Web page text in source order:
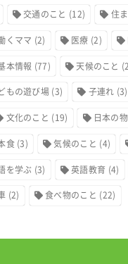
交通のこと (12) 住
くママ (2) 医療 (2)
本情報 (77) 天候のこと
もの遊び場 (3) 子連れ (3)
文化のこと (19) 日本の
食(3) 気候のこと (4)
を学ぶ (3) 英語教育 (4)
(2) 食べ物のこと (22)